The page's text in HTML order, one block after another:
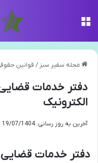
مجله سفیر سبز / قوانین
دفتر خدمات قضایی
الکترونیک
آخرین به روز رسانی: 19/07/1404
دفتر خدمات قضایی